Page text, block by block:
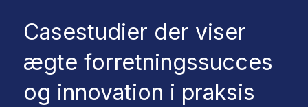
Casestudier der viser
ægte forretningssucces
og innovation i praksis